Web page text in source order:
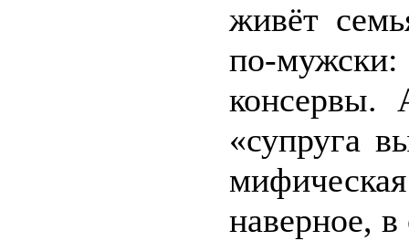
живёт
по-
консервы.
«супруга
наверное,